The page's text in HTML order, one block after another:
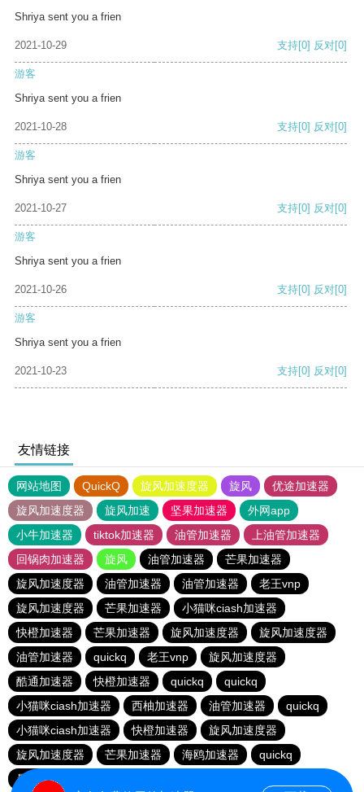
Shriya sent you a frien
2021-10-29 支持[0] 反对[0]
游客
Shriya sent you a frien
2021-10-28 支持[0] 反对[0]
游客
Shriya sent you a frien
2021-10-27 支持[0] 反对[0]
游客
Shriya sent you a frien
2021-10-26 支持[0] 反对[0]
游客
Shriya sent you a frien
2021-10-23 支持[0] 反对[0]
友情链接
网站地图 QuickQ 旋风加速度器 旋风
优途加速器
旋风加速度器
旋风加速 坚果加速器
外网app
小牛加速器
tiktok加速器 油管加速器
上油管加速器
回锅肉加速器
旋风 油管加速器
芒果加速器
旋风加速度器
油管加速器 油管加速器
老王vnp
旋风加速度器
芒果加速器
小猫咪ciash加速器
快橙加速器
芒果加速器 旋风加速度器
旋风加速度器
油管加速器
quickq 老王vnp
旋风加速度器
酷通加速器
快橙加速器 quickq
quickq
小猫咪ciash加速器
西柚加速器 油管加速器
quickq
小猫咪ciash加速器
快橙加速器
旋风加速度器
旋风加速度器
芒果加速器 海鸥加速器
quickq
暴雪vp